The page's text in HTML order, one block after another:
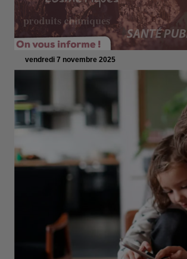
vendredi 7 novembre 2025